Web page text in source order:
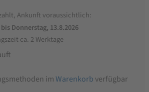
Ankunft voraussichtlich:
Donnerstag, 13.8.2026
ca. 2 Werktage
imWarenkorb verfügbar